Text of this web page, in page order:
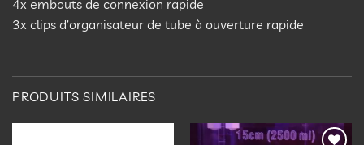
4x embouts de connexion rapide
3x clips d’organisateur de tube à ouverture rapide
PRODUITS SIMILAIRES